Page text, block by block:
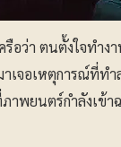
อว่า ตนตั้งใจทำง
เจอเหตุการณ์ที่ท
าพยนตร์กำลังเข้